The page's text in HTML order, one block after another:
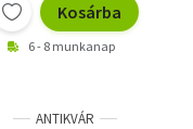
Kosárba
6 - 8 munkanap
ANTIKVÁR